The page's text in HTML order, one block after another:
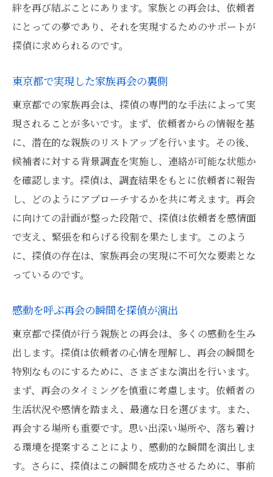
探偵の調査が生む街中の感動再会
東京都で探偵が演出する奇跡の瞬間
再会を可能にする探偵の秘訣
探偵の力が導く感動の再会シーン
親族再会を実現する探偵の技術力
東京都での再会を支える探偵の存在
愛する人との再会探偵が東京都で果たした役割
探偵が支える愛する人との再会
東京都での再会を叶えた探偵の努力
探偵が果たした感動的な再会の立役者
愛する人との再会を探偵が導く方法
東京都での再会を実現する探偵の技
探偵が叶えた愛する人との感動的な再会
語
探偵が描いた再会のストーリー
心温まる再会を演出する探偵の力
探偵のシナリオが作る感動の再会
東京都の舞台で探偵が紡ぐ再会の物語
探偵の手腕が生み出す心温まる再会
再会のシナリオを描く探偵の情熱
絆を再び結ぶことにあります。家族との再会は、依頼者
にとっての夢であり、それを実現するためのサポートが
探偵に求められるのです。
東京都で実現した家族再会の裏側
東京都での家族再会は、探偵の専門的な手法によって実
現されることが多いです。まず、依頼者からの情報を基
に、潜在的な親族のリストアップを行います。その後、
候補者に対する背景調査を実施し、連絡が可能な状態か
を確認します。探偵は、調査結果をもとに依頼者に報告
し、どのようにアプローチするかを共に考えます。再会
に向けての計画が整った段階で、探偵は依頼者を感情面
で支え、緊張を和らげる役割を果たします。このよう
に、探偵の存在は、家族再会の実現に不可欠な要素とな
っているのです。
感動を呼ぶ再会の瞬間を探偵が演出
東京都で探偵が行う親族との再会は、多くの感動を生み
出します。探偵は依頼者の心情を理解し、再会の瞬間を
特別なものにするために、さまざまな演出を行います。
まず、再会のタイミングを慎重に考慮します。依頼者の
生活状況や感情を踏まえ、最適な日を選びます。また、
再会する場所も重要です。思い出深い場所や、落ち着け
る環境を提案することにより、感動的な瞬間を演出しま
す。さらに、探偵はこの瞬間を成功させるために、事前